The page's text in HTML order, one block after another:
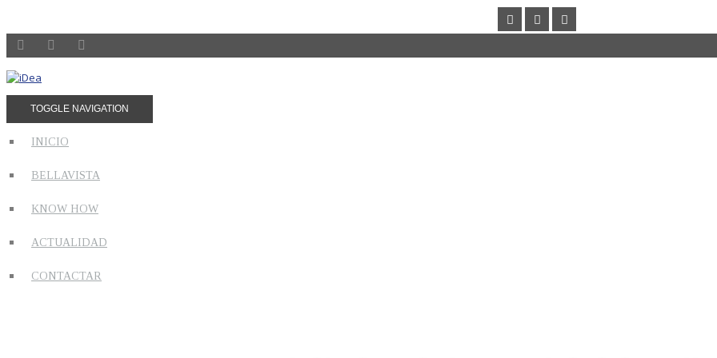
TOGGLE NAVIGATION
INICIO
BELLAVISTA
KNOW HOW
ACTUALIDAD
CONTACTAR